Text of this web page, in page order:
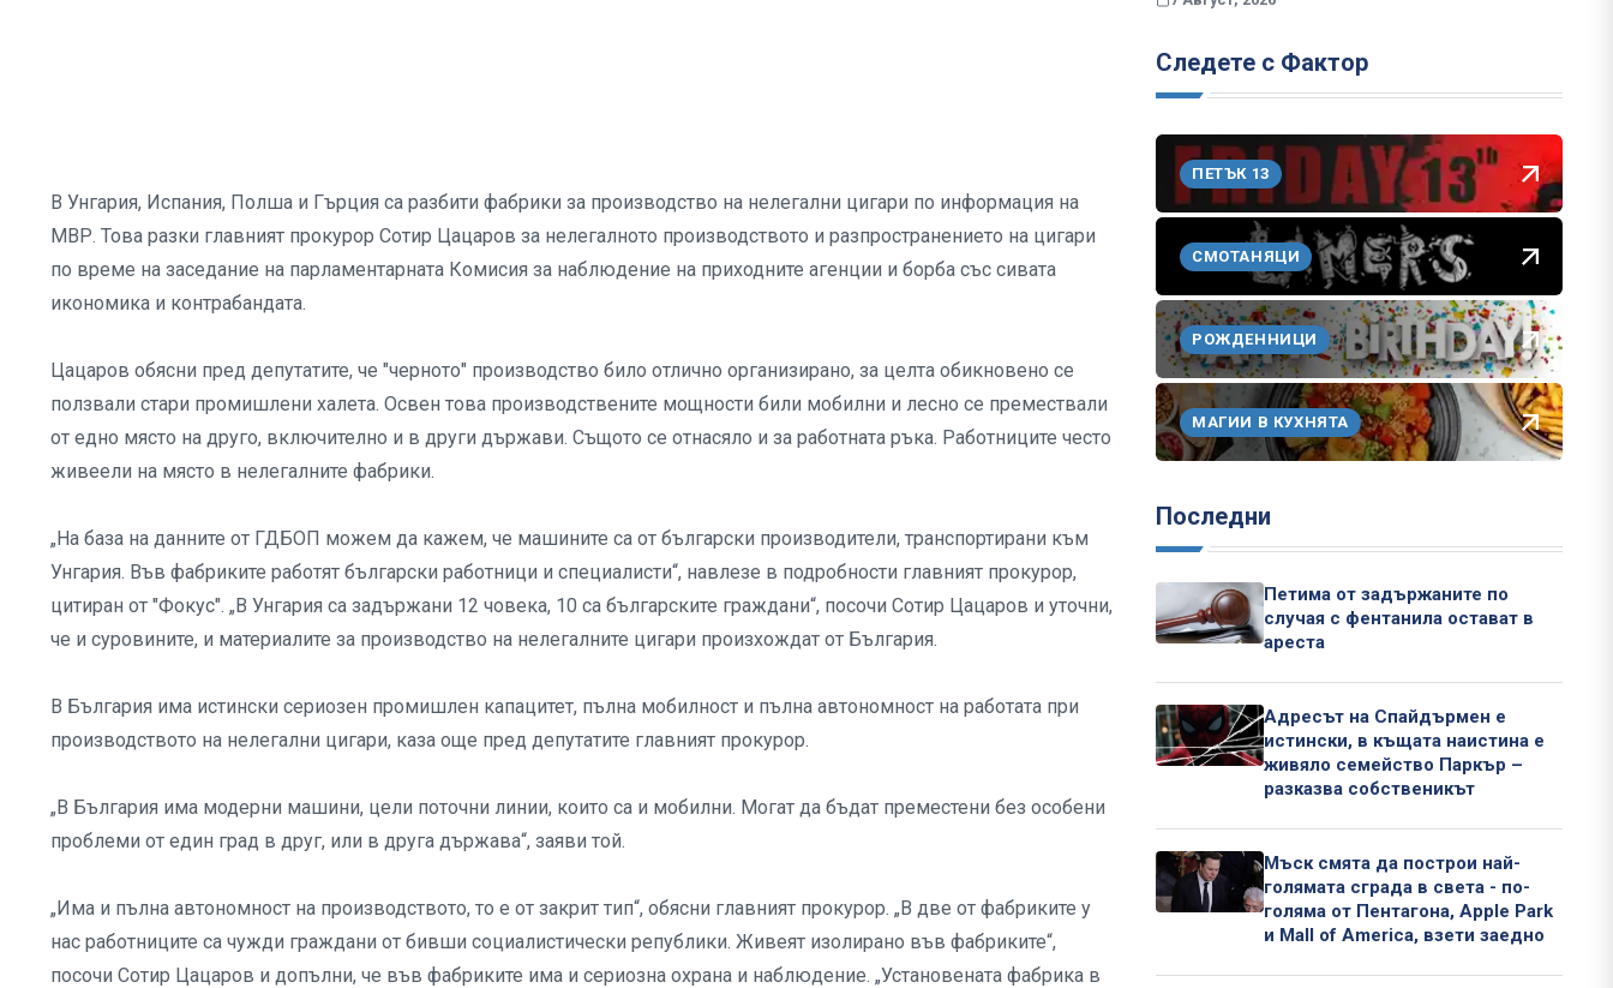
В Унгария, Испания, Полша и Гърция са разбити фабрики за производство на нелегални цигари по информация на
МВР. Това разки главният прокурор Сотир Цацаров за нелегалното производството и разпространението на цигари
по време на заседание на парламентарната Комисия за наблюдение на приходните агенции и борба със сивата
икономика и контрабандата.
Цацаров обясни пред депутатите, че "черното" производство било отлично организирано, за целта обикновено се
ползвали стари промишлени халета. Освен това производствените мощности били мобилни и лесно се премествали
от едно място на друго, включително и в други държави. Същото се отнасяло и за работната ръка. Работниците често
живеели на място в нелегалните фабрики.
„На база на данните от ГДБОП можем да кажем, че машините са от български производители, транспортирани към
Унгария. Във фабриките работят български работници и специалисти“, навлезе в подробности главният прокурор,
цитиран от "Фокус". „В Унгария са задържани 12 човека, 10 са българските граждани“, посочи Сотир Цацаров и уточни,
че и суровините, и материалите за производство на нелегалните цигари произхождат от България.
В България има истински сериозен промишлен капацитет, пълна мобилност и пълна автономност на работата при
производството на нелегални цигари, каза още пред депутатите главният прокурор.
„В България има модерни машини, цели поточни линии, които са и мобилни. Могат да бъдат преместени без особени
проблеми от един град в друг, или в друга държава“, заяви той.
„Има и пълна автономност на производството, то е от закрит тип“, обясни главният прокурор. „В две от фабриките у
нас работниците са чужди граждани от бивши социалистически републики. Живеят изолирано във фабриките“,
посочи Сотир Цацаров и допълни, че във фабриките има и сериозна охрана и наблюдение. „Установената фабрика в
Следете с Фактор
ПЕТЪК 13
СМОТАНЯЦИ
РОЖДЕННИЦИ
МАГИИ В КУХНЯТА
Последни
Петима от задържаните по
случая с фентанила остават в
ареста
Адресът на Спайдърмен е
истински, в къщата наистина е
живяло семейство Паркър –
разказва собственикът
Мъск смята да построи най-
голямата сграда в света - по-
голяма от Пентагона, Apple Park
и Mall of America, взети заедно